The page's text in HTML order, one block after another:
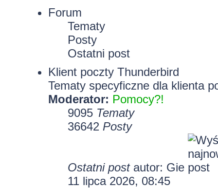
Forum
Tematy
Posty
Ostatni post
Klient poczty Thunderbird
Tematy specyficzne dla klienta
Moderator: Pomocy?!
9095 Tematy
36642 Posty
Ostatni postautor: Gie
11 lipca 2026, 08:45